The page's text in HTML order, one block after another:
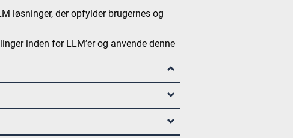
løsninger, der opfylder brugernes og
inden for LLM’er og anvende denne